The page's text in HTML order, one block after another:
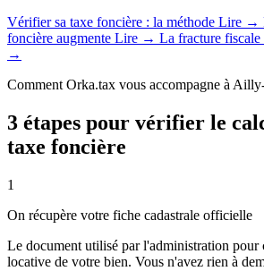
Vérifier sa taxe foncière : la méthode Lire →
foncière augmente Lire → La fracture fiscale
→
Comment Orka.tax vous accompagne à
3 étapes pour vérifier le
taxe foncière
1
On récupère votre fiche cadastrale officielle
Le document utilisé par l'administration pour
locative de votre bien. Vous n'avez rien à